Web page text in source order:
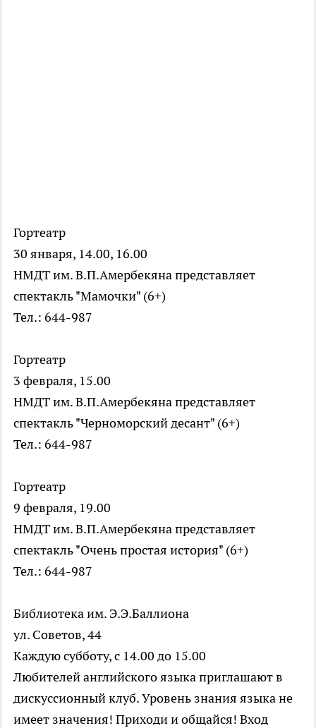
Гортеатр
30 января, 14.00, 16.00
НМДТ им. В.П.Амербекяна представляет
спектакль "Мамочки" (6+)
Тел.: 644-987
Гортеатр
3 февраля, 15.00
НМДТ им. В.П.Амербекяна представляет
спектакль "Черноморский десант" (6+)
Тел.: 644-987
Гортеатр
9 февраля, 19.00
НМДТ им. В.П.Амербекяна представляет
спектакль "Очень простая история" (6+)
Тел.: 644-987
Библиотека им. Э.Э.Баллиона
ул. Советов, 44
Каждую субботу, с 14.00 до 15.00
Любителей английского языка приглашают в
дискуссионный клуб. Уровень знания языка не
имеет значения! Приходи и общайся! Вход